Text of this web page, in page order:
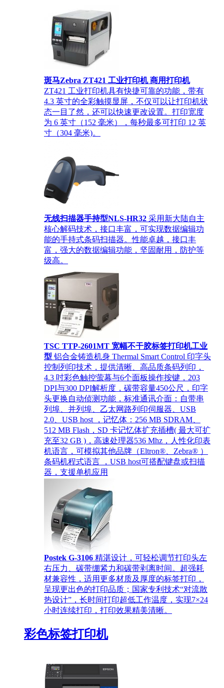
斑马Zebra ZT421 工业打印机 商用打印机
ZT421 工业打印机具有快捷可靠的功能，带有
4.3 英寸的全彩触摸显屏，不仅可以让打印机状
态一目了然，还可以快速更改设置。打印宽度
为 6 英寸（152 毫米），每秒最多可打印 12 英
寸（304 毫米)。
无线扫描器手持型NLS-HR32 采用新大陆自主
核心解码技术，接口丰富，可实现数据编辑功
能的手持式条码扫描器。性能卓越，接口丰
富，强大的数据编辑功能，坚固耐用，防护等
级高。
TSC TTP-2601MT 宽幅不干胶标签打印机工业
型 铝合金铸造机身 Thermal Smart Control 印字头
控制列印技术，提供清晰、高品质条码列印，
4.3 吋彩色触控萤幕与6个面板操作按键，203
DPI与300 DPI解析度，碳带容量450公尺，印字
头更换自动侦测功能，标准通讯介面：自带串
列埠、并列埠、乙太网路列印伺服器、USB
2.0、USB host ，记忆体：256 MB SDRAM、
512 MB Flash，SD 卡记忆体扩充插槽( 最大可扩
充至32 GB )，高速处理器536 Mhz，人性化印表
机语言，可模拟其他品牌（Eltron®、Zebra® ）
条码机程式语言 ，USB host可搭配键盘或扫描
器，支援单机应用
Postek G-3106 精湛设计，可轻松调节打印头左
右压力、碳带绷紧力和碳带剥离时间。超强耗
材兼容性，适用更多材质及厚度的标签打印，
呈现更出色的打印品质；国家专利技术“对流散
热设计”，长时间打印超低工作温度，实现7×24
小时连续打印，打印效果精美清晰。
彩色标签打印机